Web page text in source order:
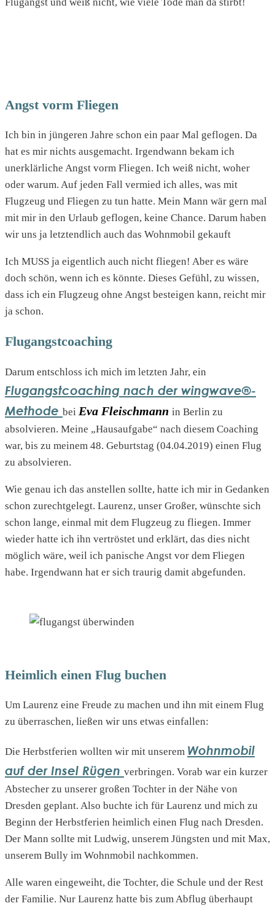
Angst vorm Fliegen
Ich bin in jüngeren Jahre schon ein paar Mal geflogen. Da
hat es mir nichts ausgemacht. Irgendwann bekam ich
unerklärliche Angst vorm Fliegen. Ich weiß nicht, woher
oder warum. Auf jeden Fall vermied ich alles, was mit
Flugzeug und Fliegen zu tun hatte. Mein Mann wär gern mal
mit mir in den Urlaub geflogen, keine Chance. Darum haben
wir uns ja letztendlich auch das Wohnmobil gekauft
Ich MUSS ja eigentlich auch nicht fliegen! Aber es wäre
doch schön, wenn ich es könnte. Dieses Gefühl, zu wissen,
dass ich ein Flugzeug ohne Angst besteigen kann, reicht mir
ja schon.
Flugangstcoaching
Darum entschloss ich mich im letzten Jahr, ein
Flugangstcoaching nach der wingwave®-
Methode bei Eva Fleischmann in Berlin zu
absolvieren. Meine „Hausaufgabe“ nach diesem Coaching
war, bis zu meinem 48. Geburtstag (04.04.2019) einen Flug
zu absolvieren.
Wie genau ich das anstellen sollte, hatte ich mir in Gedanken
schon zurechtgelegt. Laurenz, unser Großer, wünschte sich
schon lange, einmal mit dem Flugzeug zu fliegen. Immer
wieder hatte ich ihn vertröstet und erklärt, das dies nicht
möglich wäre, weil ich panische Angst vor dem Fliegen
habe. Irgendwann hat er sich traurig damit abgefunden.
Heimlich einen Flug buchen
Um Laurenz eine Freude zu machen und ihn mit einem Flug
zu überraschen, ließen wir uns etwas einfallen:
Die Herbstferien wollten wir mit unserem Wohnmobil
auf der Insel Rügen verbringen. Vorab war ein kurzer
Abstecher zu unserer großen Tochter in der Nähe von
Dresden geplant. Also buchte ich für Laurenz und mich zu
Beginn der Herbstferien heimlich einen Flug nach Dresden.
Der Mann sollte mit Ludwig, unserem Jüngsten und mit Max,
unserem Bully im Wohnmobil nachkommen.
Alle waren eingeweiht, die Tochter, die Schule und der Rest
der Familie. Nur Laurenz hatte bis zum Abflug überhaupt